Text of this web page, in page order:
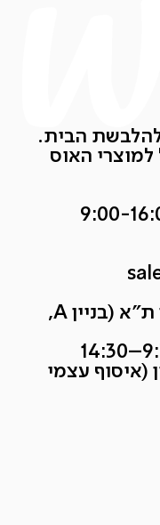
הבית.
האוס
חנות הדגל – דיזינגוף סנטר ת״א (בניין A,
העין (איסוף עצמי